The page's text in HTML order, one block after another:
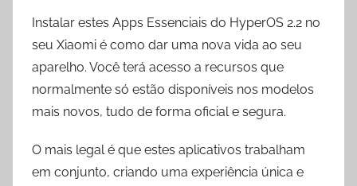
Instalar estes Apps Essenciais do HyperOS 2.2 no
seu Xiaomi é como dar uma nova vida ao seu
aparelho. Você terá acesso a recursos que
normalmente só estão disponíveis nos modelos
mais novos, tudo de forma oficial e segura.
O mais legal é que estes aplicativos trabalham
em conjunto, criando uma experiência única e